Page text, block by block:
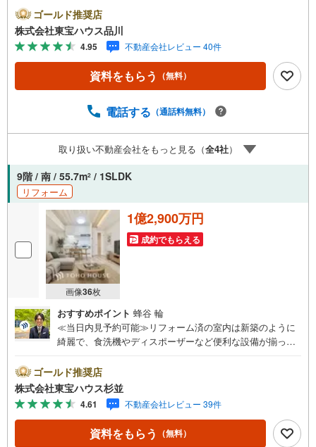
とも包み隠さずお伝えし、「納得して選ぶ」ためのサポー
トを大切にしています。現地でしか分からないリアルな情
報も含めて、一緒に後悔しない住まい探しを進めていきま
しょう。まずはお気軽にご相談ください。【Yahoo！ 不動
産キャンペーン対象店舗】当店で物件を成約するとPayPay
ボーナスライトがもらえる「Yahoo！ 不動産 物件ご成約キ
予約をする」ボタンからお問い合わせください。※必ずYah
スライトは出金と譲渡はできません。ご案内・詳細な資料
のご請求はお気軽にどうぞ♪お電話でのお問い合わせも常
時受け付けております！お気軽にお問い合わせください。
ゴールド推奨店
株式会社東宝ハウス品川
4.95 不動産会社レビュー 40件
資料をもらう （無料）
電話する （通話料無料）
取り扱い不動産会社をもっと見る（全4社）
9階 / 南 / 55.7m2 / 1SLDK
リフォーム
画像36枚
1億2,900万円
成約でもらえる
おすすめポイント 蜂谷 輪
≪当日内見予約可能≫リフォーム済の室内は新築のように
綺麗で、食洗機やディスポーザーなど便利な設備が揃って
使い勝手の良い間取りが魅力。 9階からの眺望もぜひ現地
で体感してくださいね。◆ご予約に際して◆日時のご希望
をお伝えください。（もちろん当日でも対応可能です）事
前に鍵等の手配や内覧（居住中物件）の手配が必要な場合
がございますのでご容赦ください。事前にご連絡をいただ
けると、スムーズなご案内が可能となりますのでお手数で
ゴールド推奨店
株式会社東宝ハウス杉並
4.61 不動産会社レビュー 39件
資料をもらう （無料）